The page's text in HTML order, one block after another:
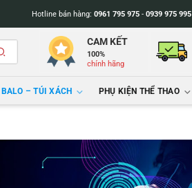
Hotline bán hàng: 0961 795 975- 0939 975 995
CAM KẾT
100%
chính hãng
BALO – TÚI XÁCH PHỤ KIỆN THỂ THAO